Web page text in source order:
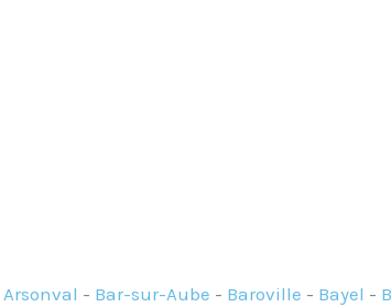
Arsonval - Bar-sur-Aube - Baroville - Bayel -